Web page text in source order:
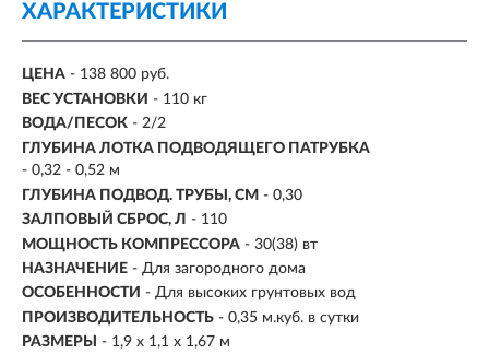
ХАРАКТЕРИСТИКИ
ЦЕНА - 138 800 руб.
ВЕС УСТАНОВКИ - 110 кг
ВОДА/ПЕСОК - 2/2
ГЛУБИНА ЛОТКА ПОДВОДЯЩЕГО ПАТРУБКА
- 0,32 - 0,52 м
ГЛУБИНА ПОДВОД. ТРУБЫ, СМ - 0,30
ЗАЛПОВЫЙ СБРОС, Л - 110
МОЩНОСТЬ КОМПРЕССОРА - 30(38) вт
НАЗНАЧЕНИЕ - Для загородного дома
ОСОБЕННОСТИ - Для высоких грунтовых вод
ПРОИЗВОДИТЕЛЬНОСТЬ - 0,35 м.куб. в сутки
РАЗМЕРЫ
- 1,9 х 1,1 х 1,67 м